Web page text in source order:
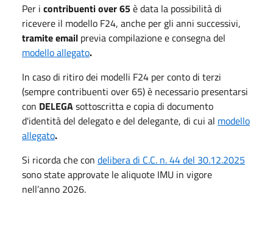
Per i contribuenti over 65è data la possibilità di
ricevere il modello F24, anche per gli anni successivi,
tramite email previa compilazione e consegna del
modello allegato.
In caso di ritiro dei modelli F24 per conto di terzi
(sempre contribuenti over 65) è necessario presentarsi
con DELEGAsottoscritta e copia di documento
d'identità del delegato e del delegante, di cui al modello
allegato.
Si ricorda che con delibera di C.C. n. 44 del 30.12.2025
sono state approvate le aliquote IMU in vigore
nell’anno 2026.